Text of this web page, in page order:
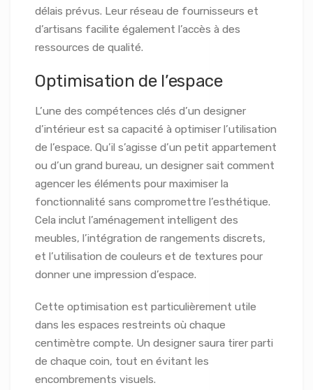
délais prévus. Leur réseau de fournisseurs et
d’artisans facilite également l’accès à des
ressources de qualité.
Optimisation de l’espace
L’une des compétences clés d’un designer
d’intérieur est sa capacité à optimiser l’utilisation
de l’espace. Qu’il s’agisse d’un petit appartement
ou d’un grand bureau, un designer sait comment
agencer les éléments pour maximiser la
fonctionnalité sans compromettre l’esthétique.
Cela inclut l’aménagement intelligent des
meubles, l’intégration de rangements discrets,
et l’utilisation de couleurs et de textures pour
donner une impression d’espace.
Cette optimisation est particulièrement utile
dans les espaces restreints où chaque
centimètre compte. Un designer saura tirer parti
de chaque coin, tout en évitant les
encombrements visuels.